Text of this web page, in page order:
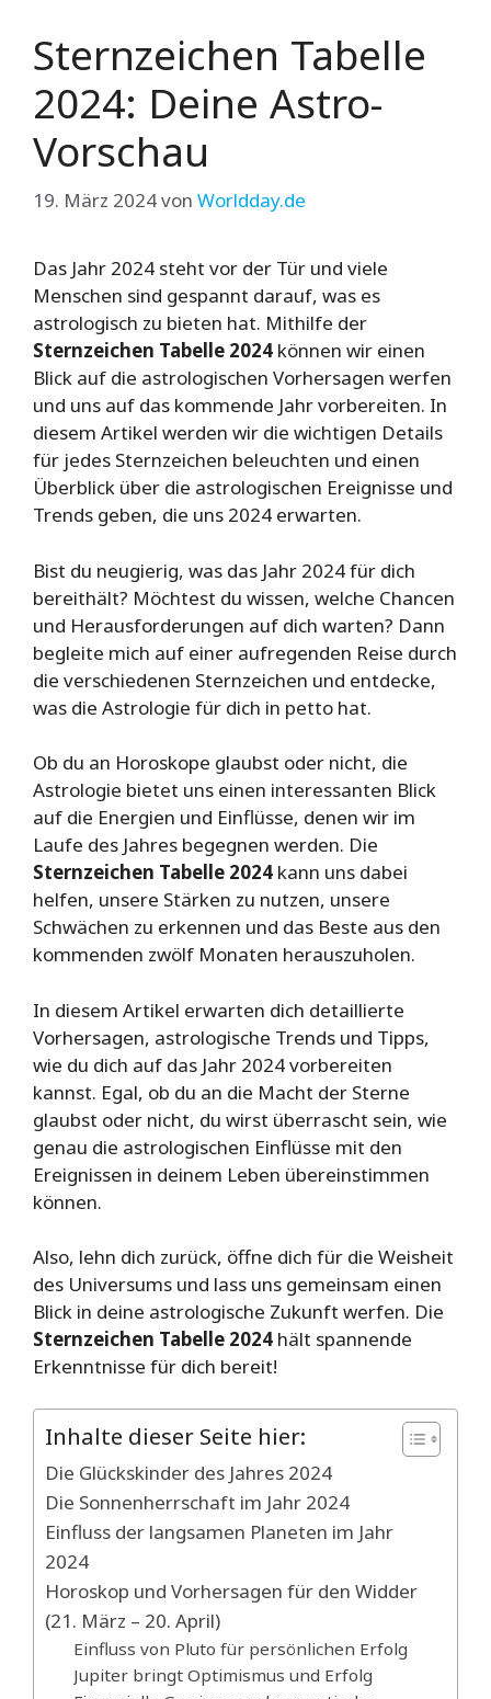
Sternzeichen Tabelle
2024: Deine Astro-
Vorschau
19. März 2024von Worldday.de
Das Jahr 2024 steht vor der Tür und viele
Menschen sind gespannt darauf, was es
astrologisch zu bieten hat. Mithilfe der
Sternzeichen Tabelle 2024 können wir einen
Blick auf die astrologischen Vorhersagen werfen
und uns auf das kommende Jahr vorbereiten. In
diesem Artikel werden wir die wichtigen Details
für jedes Sternzeichen beleuchten und einen
Überblick über die astrologischen Ereignisse und
Trends geben, die uns 2024 erwarten.
Bist du neugierig, was das Jahr 2024 für dich
bereithält? Möchtest du wissen, welche Chancen
und Herausforderungen auf dich warten? Dann
begleite mich auf einer aufregenden Reise durch
die verschiedenen Sternzeichen und entdecke,
was die Astrologie für dich in petto hat.
Ob du an Horoskope glaubst oder nicht, die
Astrologie bietet uns einen interessanten Blick
auf die Energien und Einflüsse, denen wir im
Laufe des Jahres begegnen werden. Die
Sternzeichen Tabelle 2024 kann uns dabei
helfen, unsere Stärken zu nutzen, unsere
Schwächen zu erkennen und das Beste aus den
kommenden zwölf Monaten herauszuholen.
In diesem Artikel erwarten dich detaillierte
Vorhersagen, astrologische Trends und Tipps,
wie du dich auf das Jahr 2024 vorbereiten
kannst. Egal, ob du an die Macht der Sterne
glaubst oder nicht, du wirst überrascht sein, wie
genau die astrologischen Einflüsse mit den
Ereignissen in deinem Leben übereinstimmen
können.
Also, lehn dich zurück, öffne dich für die Weisheit
des Universums und lass uns gemeinsam einen
Blick in deine astrologische Zukunft werfen. Die
Sternzeichen Tabelle 2024 hält spannende
Erkenntnisse für dich bereit!
Inhalte dieser Seite hier:
Die Glückskinder des Jahres 2024
Die Sonnenherrschaft im Jahr 2024
Einfluss der langsamen Planeten im Jahr
2024
Horoskop und Vorhersagen für den Widder
(21. März – 20. April)
Einfluss von Pluto für persönlichen Erfolg
Jupiter bringt Optimismus und Erfolg